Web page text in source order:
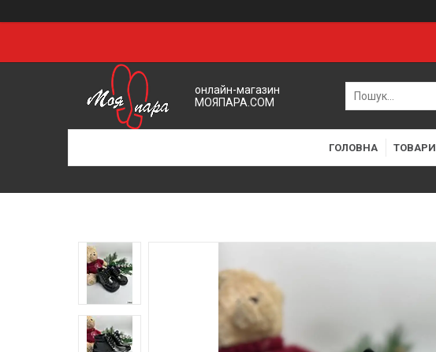
онлайн-магазин
МОЯПАРА.COM
ГОЛОВНА ТОВАРИ